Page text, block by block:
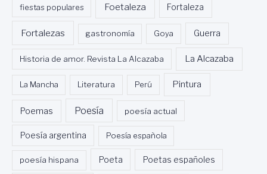
fiestas populares Foetaleza Fortaleza
Fortalezas gastronomía Goya Guerra
Historia de amor. Revista La Alcazaba La Alcazaba
La Mancha Literatura Perú Pintura
Poemas Poesía poesía actual
Poesía argentina Poesía española
poesía hispana Poeta Poetas españoles